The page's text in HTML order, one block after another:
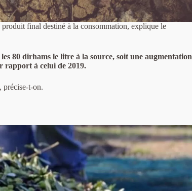
final destiné à la consommation, explique le
80 dirhams le litre à la source, soit une augmentation
rapport à celui de 2019.
précise-t-on.